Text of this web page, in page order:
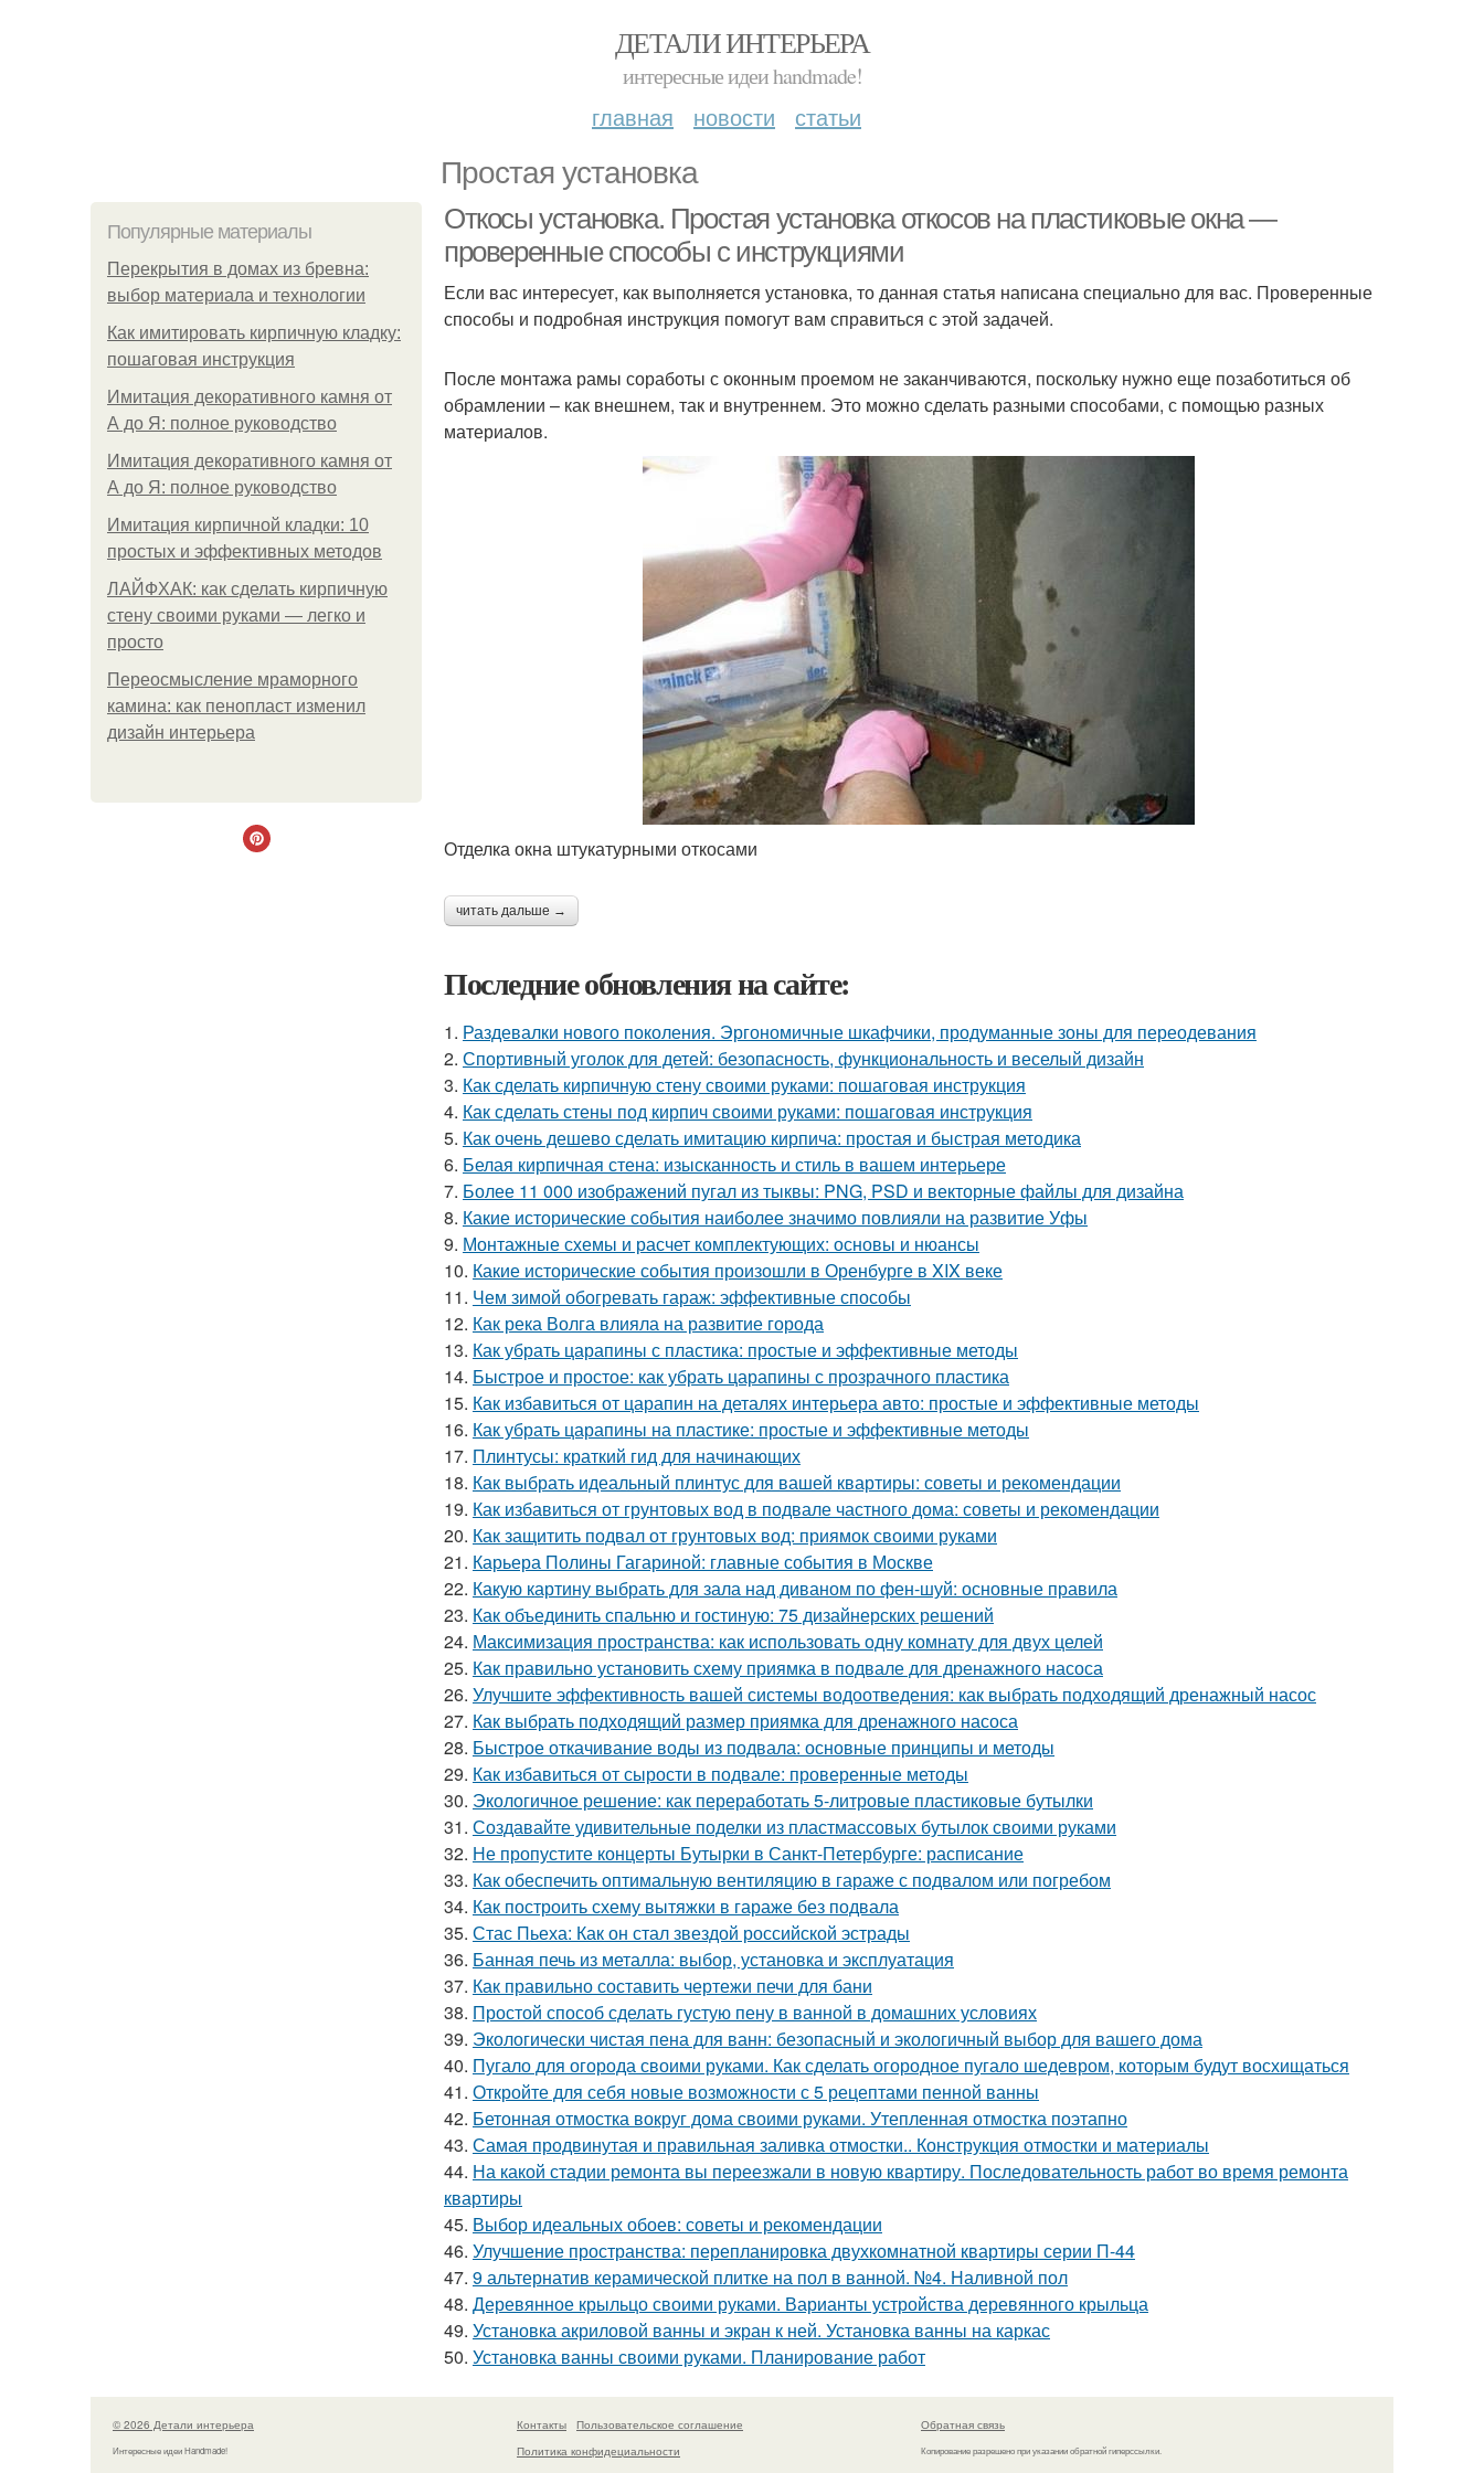
ДЕТАЛИ ИНТЕРЬЕРА
интересные идеи handmade!
главная новости статьи
Простая установка
Популярные материалы
Перекрытия в домах из бревна:
выбор материала и технологии
Как имитировать кирпичную кладку:
пошаговая инструкция
Имитация декоративного камня от
А до Я: полное руководство
Имитация декоративного камня от
А до Я: полное руководство
Имитация кирпичной кладки: 10
простых и эффективных методов
ЛАЙФХАК: как сделать кирпичную
стену своими руками — легко и
просто
Переосмысление мраморного
камина: как пенопласт изменил
дизайн интерьера
Откосы установка. Простая установка откосов на пластиковые окна —
проверенные способы с инструкциями
Если вас интересует, как выполняется установка, то данная статья написана специально для вас. Проверенные
способы и подробная инструкция помогут вам справиться с этой задачей.
После монтажа рамы соработы с оконным проемом не заканчиваются, поскольку нужно еще позаботиться об
обрамлении – как внешнем, так и внутреннем. Это можно сделать разными способами, с помощью разных
материалов.
Отделка окна штукатурными откосами
читать дальше →
Последние обновления на сайте:
1. Раздевалки нового поколения. Эргономичные шкафчики, продуманные зоны для переодевания
2. Спортивный уголок для детей: безопасность, функциональность и веселый дизайн
3. Как сделать кирпичную стену своими руками: пошаговая инструкция
4. Как сделать стены под кирпич своими руками: пошаговая инструкция
5. Как очень дешево сделать имитацию кирпича: простая и быстрая методика
6. Белая кирпичная стена: изысканность и стиль в вашем интерьере
7. Более 11 000 изображений пугал из тыквы: PNG, PSD и векторные файлы для дизайна
8. Какие исторические события наиболее значимо повлияли на развитие Уфы
9. Монтажные схемы и расчет комплектующих: основы и нюансы
10. Какие исторические события произошли в Оренбурге в XIX веке
11. Чем зимой обогревать гараж: эффективные способы
12. Как река Волга влияла на развитие города
13. Как убрать царапины с пластика: простые и эффективные методы
14. Быстрое и простое: как убрать царапины с прозрачного пластика
15. Как избавиться от царапин на деталях интерьера авто: простые и эффективные методы
16. Как убрать царапины на пластике: простые и эффективные методы
17. Плинтусы: краткий гид для начинающих
18. Как выбрать идеальный плинтус для вашей квартиры: советы и рекомендации
19. Как избавиться от грунтовых вод в подвале частного дома: советы и рекомендации
20. Как защитить подвал от грунтовых вод: приямок своими руками
21. Карьера Полины Гагариной: главные события в Москве
22. Какую картину выбрать для зала над диваном по фен-шуй: основные правила
23. Как объединить спальню и гостиную: 75 дизайнерских решений
24. Максимизация пространства: как использовать одну комнату для двух целей
25. Как правильно установить схему приямка в подвале для дренажного насоса
26. Улучшите эффективность вашей системы водоотведения: как выбрать подходящий дренажный насос
27. Как выбрать подходящий размер приямка для дренажного насоса
28. Быстрое откачивание воды из подвала: основные принципы и методы
29. Как избавиться от сырости в подвале: проверенные методы
30. Экологичное решение: как переработать 5-литровые пластиковые бутылки
31. Создавайте удивительные поделки из пластмассовых бутылок своими руками
32. Не пропустите концерты Бутырки в Санкт-Петербурге: расписание
33. Как обеспечить оптимальную вентиляцию в гараже с подвалом или погребом
34. Как построить схему вытяжки в гараже без подвала
35. Стас Пьеха: Как он стал звездой российской эстрады
36. Банная печь из металла: выбор, установка и эксплуатация
37. Как правильно составить чертежи печи для бани
38. Простой способ сделать густую пену в ванной в домашних условиях
39. Экологически чистая пена для ванн: безопасный и экологичный выбор для вашего дома
40. Пугало для огорода своими руками. Как сделать огородное пугало шедевром, которым будут восхищаться
41. Откройте для себя новые возможности с 5 рецептами пенной ванны
42. Бетонная отмостка вокруг дома своими руками. Утепленная отмостка поэтапно
43. Самая продвинутая и правильная заливка отмостки.. Конструкция отмостки и материалы
44. На какой стадии ремонта вы переезжали в новую квартиру. Последовательность работ во время ремонта
квартиры
45. Выбор идеальных обоев: советы и рекомендации
46. Улучшение пространства: перепланировка двухкомнатной квартиры серии П-44
47. 9 альтернатив керамической плитке на пол в ванной. №4. Наливной пол
48. Деревянное крыльцо своими руками. Варианты устройства деревянного крыльца
49. Установка акриловой ванны и экран к ней. Установка ванны на каркас
50. Установка ванны своими руками. Планирование работ
© 2026 Детали интерьера
Интересные идеи Handmade!
Контакты
Пользовательское соглашение
Политика конфидециальности
Обратная связь
Копирование разрешено при указании обратной гиперссылки.